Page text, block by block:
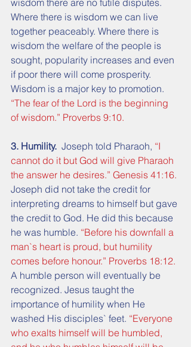
wisdom there are no futile disputes.
Where there is wisdom we can live
together peaceably. Where there is
wisdom the welfare of the people is
sought, popularity increases and even
if poor there will come prosperity.
Wisdom is a major key to promotion.
“The fear of the Lord is the beginning
of wisdom.” Proverbs 9:10.
3. Humility.
  Joseph told Pharaoh,
“I
cannot do it but God will give Pharaoh
the answer he desires.” Genesis 41:16.
Joseph did not take the credit for
interpreting dreams to himself but gave
the credit to God. He did this because
he was humble. “Before his downfall a
man`s heart is proud, but humility
comes before honour.” Proverbs 18:12.
A humble person will eventually be
recognized. Jesus taught the
importance of humility when He
washed His disciples` feet. “Everyone
who exalts himself will be humbled,